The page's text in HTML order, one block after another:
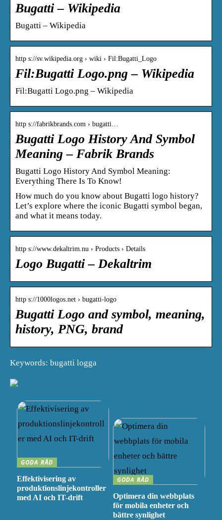
Bugatti – Wikipedia
Bugatti – Wikipedia
http s://sv.wikipedia.org › wiki › Fil:Bugatti_Logo
Fil:Bugatti Logo.png – Wikipedia
Fil:Bugatti Logo.png – Wikipedia
http s://fabrikbrands.com › bugatti…
Bugatti Logo History And Symbol
Meaning – Fabrik Brands
Bugatti Logo History And Symbol Meaning:
Everything There Is To Know!
How much do you know about Bugatti logo history?
Let’s explore where the iconic Bugatti symbol began,
and what it means today.
http s://www.dekaltrim.nu › Products › Details
Logo Bugatti – Dekaltrim
http s://1000logos.net › bugatti-logo
Bugatti Logo and symbol, meaning,
history, PNG, brand
Keywords: bugatti logga
GODA RÅD
Effektivisering av
produktionslinjekontroller
med AI och IT-drift
GODA RÅD
Optimera din webbplats
för mobila enheter och
bättre synlighet